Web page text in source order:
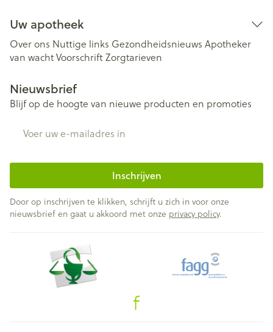
Uw apotheek
Over ons Nuttige links Gezondheidsnieuws Apotheker
van wachtVoorschriftZorgtarieven
Nieuwsbrief
Blijf op de hoogte van nieuwe producten en promoties
Inschrijven
Door op inschrijven te klikken, schrijft u zich in voor onze
nieuwsbrief en gaat u akkoord met onze privacy policy.